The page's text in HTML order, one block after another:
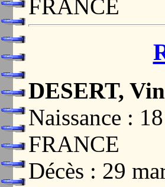
FRANCE
DESERT,
Naissance :
FRANCE
Décès : 29